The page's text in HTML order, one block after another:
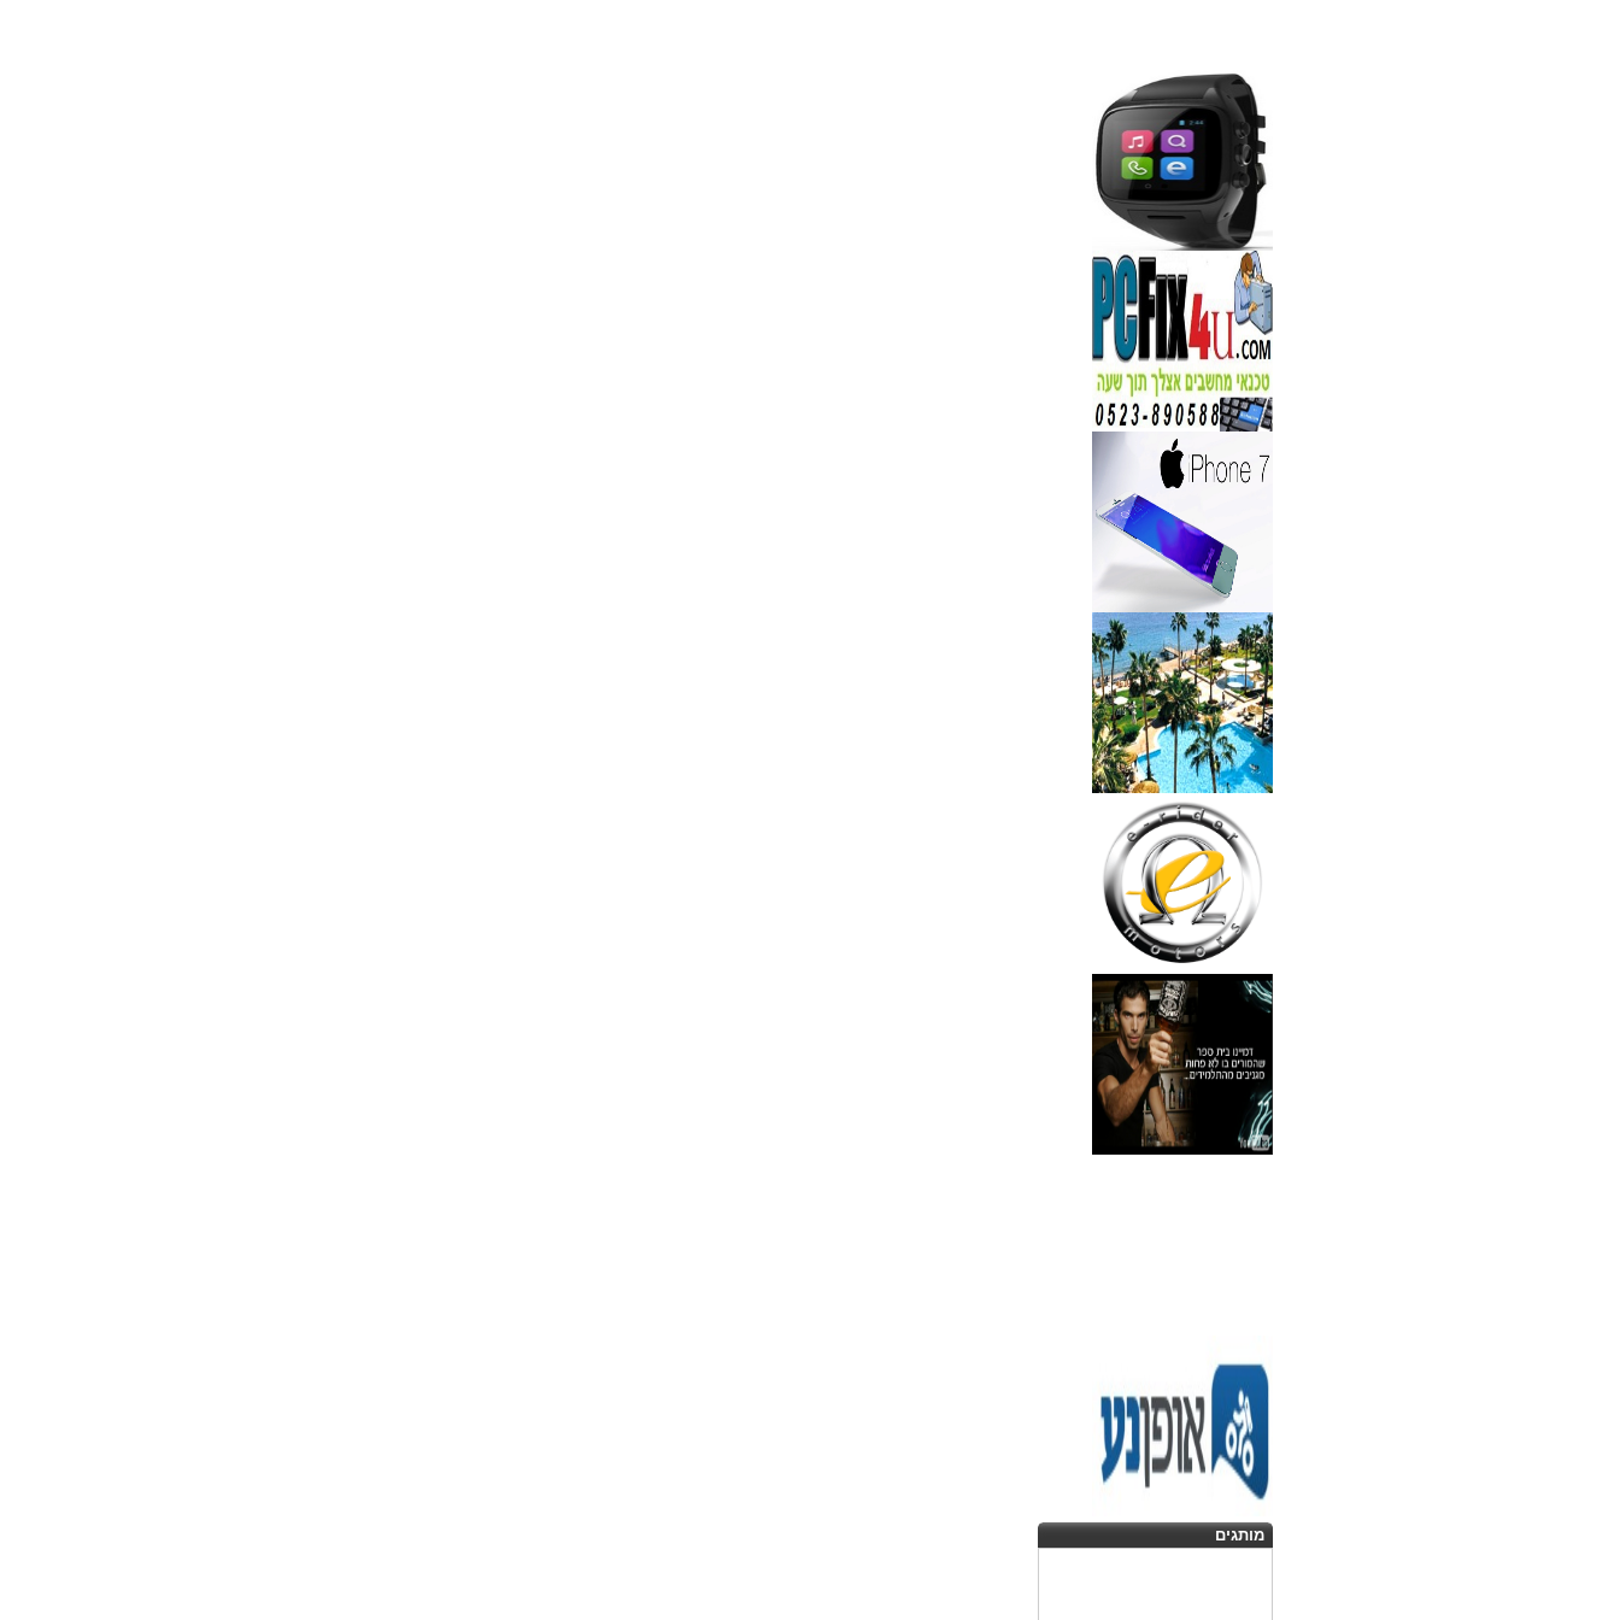
לחברות
150
₪
מידע נוסף
נגן DVD קורא DIVX עם USB
מבית PIONEER
החל מ- 349 ₪
מידע נוסף
מברשות איפור מיקצועי למאפרים
349
₪
מידע נוסף
מעגל ריסים חשמלי
40
₪
מידע נוסף
מצלמות אינפרא
499
₪
מידע נוסף
18 מברשות למאפרים + נרתיק
ג'מס אדום מעור
720
₪
מידע נוסף
פינצטה לד מאירה
30
₪
מידע נוסף
איסי מיאקי לגבר L'eau D'issey
Pour Homme125ML by I
285
₪
מידע נוסף
מותגים